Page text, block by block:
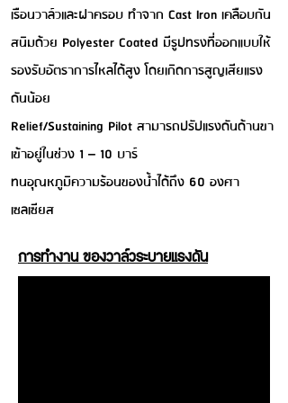
เรือนวาล์วและฝาครอบ ทำจาก Cast Iron เคลือบกัน
สนิมด้วย Polyester Coated มีรูปทรงที่ออกแบบให้
รองรับอัตราการไหลได้สูง โดยเกิดการสูญเสียแรง
ดันน้อย
Relief/Sustaining Pilot สามารถปรัปแรงดันด้านขา
เข้าอยู่ในช่วง 1 – 10 บาร์
ทนอุณหภูมิความร้อนของน้ำได้ถึง 60 องศา
เซลเซียส
การทำงาน ของวาล์วระบายแรงดัน